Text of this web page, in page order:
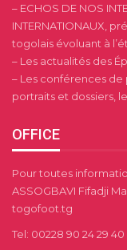
– ECHOS DE NOS
INTERNATIONAUX,
togolais évoluant à
– Les actualités des
– Les conférences de
portraits et dossiers,
OFFICE
Pour toutes
ASSOGBAVI Fifadji
togofoot.tg
Tel: 00228 90 24 29 40